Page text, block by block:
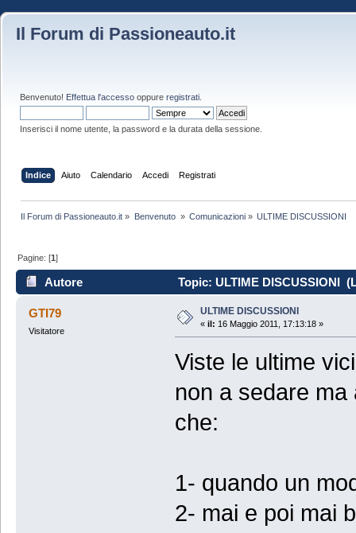
Il Forum di Passioneauto.it
Benvenuto! Effettua l'accesso oppure registrati
Inserisci il nome utente, la password e la durata della sessione.
Indice Aiuto Calendario Accedi Registrati
Il Forum di Passioneauto.it » Benvenuto » Comunicazioni» ULTIME DISCUSSIONI
Pagine: [1]
Autore Topic: ULTIME DISCUSSIONI
GTI79
Visitatore
ULTIME DISCUSSIONI
« il: 16 Maggio 2011, 17:13:18 »
Viste le ultime
non a sedare
che:
1- quando un
2- mai e poi mai